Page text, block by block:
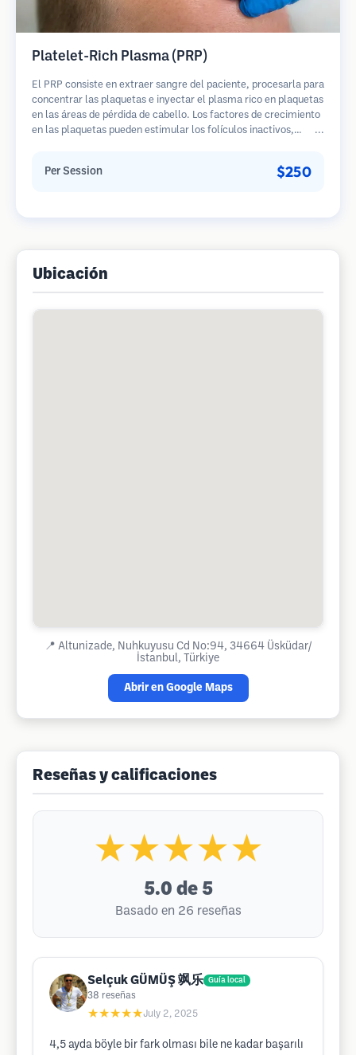
Platelet-Rich Plasma (PRP)
El PRP consiste en extraer sangre del paciente, procesarla para
concentrar las plaquetas e inyectar el plasma rico en plaquetas
en las áreas de pérdida de cabello. Los factores de crecimiento
en las plaquetas pueden estimular los folículos inactivos,
sesiones.
Per Session $250
Ubicación
📍 Altunizade, Nuhkuyusu Cd No:94, 34664 Üsküdar/
İstanbul, Türkiye
Abrir en Google Maps
Reseñas y calificaciones
★★★★★
5.0 de 5
Basado en 26 reseñas
Selçuk GÜMÜŞ 飒乐 Guía local
38 reseñas
★★★★★July 2, 2025
4,5 ayda böyle bir fark olması bile ne kadar başarılı